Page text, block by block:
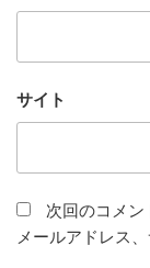
サイト
次回のコメン
メールアドレス